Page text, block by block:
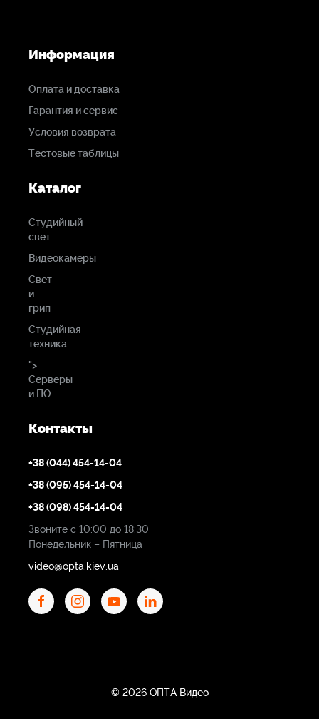
Информация
Оплата и доставка
Гарантия и сервис
Условия возврата
Тестовые таблицы
Каталог
Студийный
свет
Видеокамеры
Свет
и
грип
Студийная
техника
">
Серверы
и ПО
Контакты
+38 (044) 454-14-04
+38 (095) 454-14-04
+38 (098) 454-14-04
Звоните с 10:00 до 18:30
Понедельник – Пятница
video@opta.kiev.ua
© 2026 ОПТА Видео